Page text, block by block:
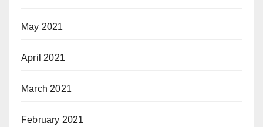
May 2021
April 2021
March 2021
February 2021